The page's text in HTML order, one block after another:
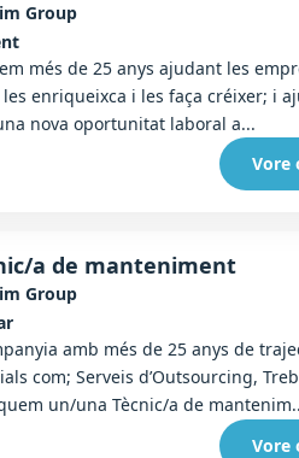
Group
més de 25 anys ajudant les
enriqueixca i les faça créixer; i
nova oportunitat laboral a...
Vore
a de manteniment
Group
amb més de 25 anys de
com; Serveis d’Outsourcing,
un/una Tècnic/a de
Vore